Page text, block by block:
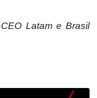
Latam e Brasil